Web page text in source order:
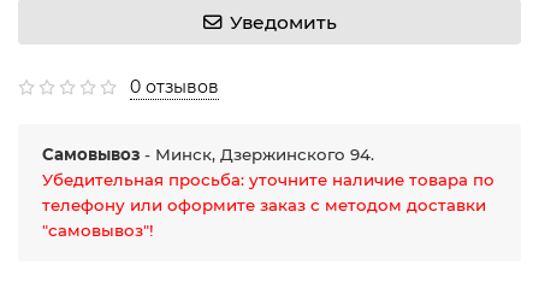
Уведомить
0 отзывов
Самовывоз - Минск, Дзержинского 94.
Убедительная просьба: уточните наличие товара по
телефону или оформите заказ с методом доставки
"самовывоз"!